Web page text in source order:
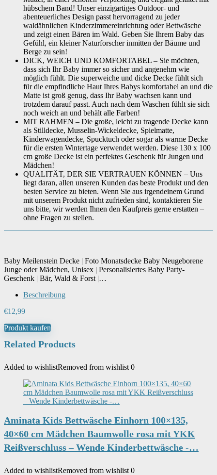
hübschem Band! Unser einzigartiges Outdoor- und
abenteuerliches Design passt hervorragend zu jeder
waldähnlichen Kinderzimmereinrichtung oder Bettwäsche
und zeigt einen Bären im Wald. Geben Sie Ihrem Baby das
Gefühl, ein kleiner Naturforscher inmitten der Bäume und
Berge zu sein!
DICK, WEICH UND KOMFORTABEL – Sie möchten,
dass sich Ihr Baby immer so sicher und angenehm wie
möglich fühlt. Die superweiche und dicke Decke fühlt sich
für die empfindliche Haut Ihres Babys komfortabel an und die
Matte ist groß genug, dass Ihr Baby wachsen kann und
trotzdem darauf passt. Auch nach dem Waschen fühlt sie sich
noch weich an und behält alle Farben!
MIT RAHMEN – Die große, leicht zu tragende Decke kann
als Stilldecke, Musselin-Wickeldecke, Spielmatte,
Kinderwagendecke, Spucktuch oder sogar als warme Decke
für die ersten Wintertage verwendet werden. Diese 130 x 100
cm große Decke ist ein perfektes Geschenk für Jungen und
Mädchen!
QUALITÄT, DER SIE VERTRAUEN KÖNNEN – Uns
liegt daran, allen unseren Kunden das beste Produkt und den
besten Service zu bieten. Wenn Sie aus irgendeinem Grund
mit unserem Produkt nicht zufrieden sind, kontaktieren Sie
uns bitte, wir werden Ihnen den Kaufpreis gerne erstatten –
ohne Fragen zu stellen.
Baby Meilenstein Decke | Foto Monatsdecke Baby Neugeborene
Junge oder Mädchen, Unisex | Personalisiertes Baby Party-
Geschenk | Bär, Wald & Forst |…
Beschreibung
€12,99
Produkt kaufen
Related Products
Added to wishlistRemoved from wishlist 0
Aminata Kids Bettwäsche Einhorn 100×135,
40×60 cm Mädchen Baumwolle rosa mit YKK
Reißverschluss – Wende Kinderbettwäsche -…
Added to wishlistRemoved from wishlist 0